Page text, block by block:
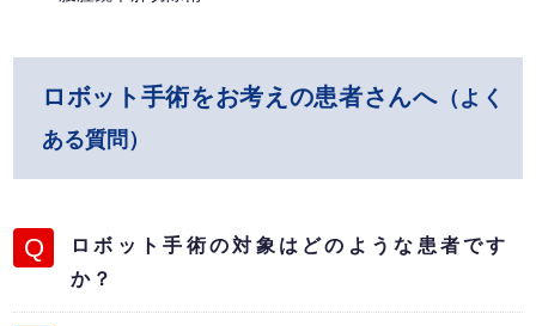
ロボット手術をお考えの患者さんへ（よく
ある質問）
ロボット手術の対象はどのような患者です
か？